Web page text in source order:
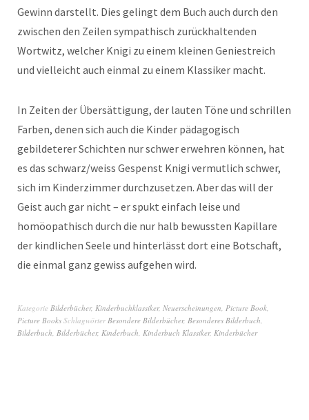
Gewinn darstellt. Dies gelingt dem Buch auch durch den
zwischen den Zeilen sympathisch zurückhaltenden
Wortwitz, welcher Knigi zu einem kleinen Geniestreich
und vielleicht auch einmal zu einem Klassiker macht.
In Zeiten der Übersättigung, der lauten Töne und schrillen
Farben, denen sich auch die Kinder pädagogisch
gebildeterer Schichten nur schwer erwehren können, hat
es das schwarz/weiss Gespenst Knigi vermutlich schwer,
sich im Kinderzimmer durchzusetzen. Aber das will der
Geist auch gar nicht – er spukt einfach leise und
homöopathisch durch die nur halb bewussten Kapillare
der kindlichen Seele und hinterlässt dort eine Botschaft,
die einmal ganz gewiss aufgehen wird.
Kategorie Bilderbücher, Kinderbuchklassiker, Neuerscheinungen, Picture Book,
Picture Books SchlagwörterBesondere Bilderbücher, Besonderes Bilderbuch,
Bilderbuch, Bilderbücher, Kinderbuch, Kinderbuch Klassiker, Kinderbücher